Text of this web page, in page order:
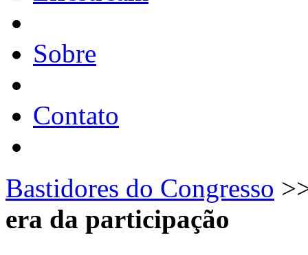
Sobre
Contato
Bastidores do Congresso
era da participação